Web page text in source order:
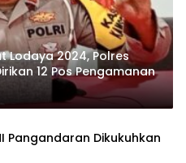
Lodaya 2024, Polres
12 Pos Pengamanan
Pangandaran Dikukuhkan